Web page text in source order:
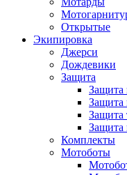
Открытые
Экипировка
Джерси
Дождевики
Защита
Защита
Защита
Защита
Защита
Комплекты
Мотоботы